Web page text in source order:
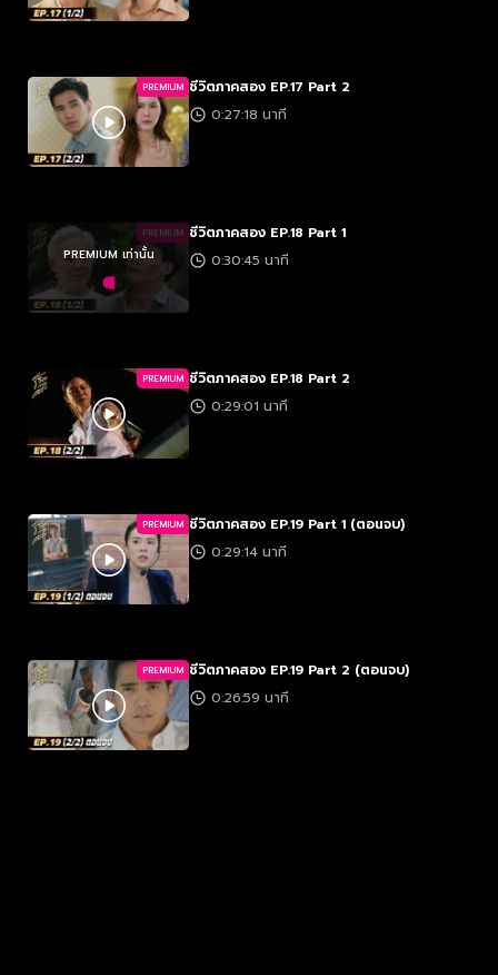
PREMIUM ชีวิตภาคสอง EP.17 Part 2
0:27:18 นาที
PREMIUM
PREMIUM เท่านั้น
ชีวิตภาคสอง EP.18 Part 1
0:30:45 นาที
PREMIUM ชีวิตภาคสอง EP.18 Part 2
0:29:01 นาที
PREMIUM ชีวิตภาคสอง EP.19 Part 1 (ตอนจบ)
0:29:14 นาที
PREMIUM ชีวิตภาคสอง EP.19 Part 2 (ตอนจบ)
0:26:59 นาที